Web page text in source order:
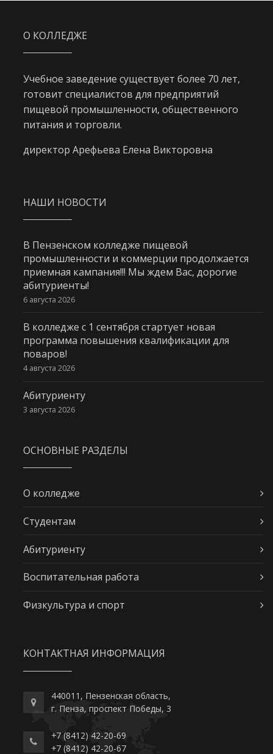
О КОЛЛЕДЖЕ
Учебное заведение существует более 70 лет,
готовит специалистов для предприятий
пищевой промышленности, общественного
питания и торговли.
директор Арефьева Елена Викторовна
НАШИ НОВОСТИ
В Пензенском колледже пищевой
промышленности и коммерции продолжается
приемная кампания!!! Мы ждем Вас, дорогие
абитуриенты!
6 августа 2026
В колледже с 1 сентября стартует новая
программа повышения квалификации для
поваров!
4 августа 2026
Абитуриенту
3 августа 2026
ОСНОВНЫЕ РАЗДЕЛЫ
О колледже
Студентам
Абитуриенту
Воспитательная работа
Физкультура и спорт
КОНТАКТНАЯ ИНФОРМАЦИЯ
440011, Пензенская область,
г. Пенза, проспект Победы, 3
+7 (8412) 42-20-69
+7 (8412) 42-20-67